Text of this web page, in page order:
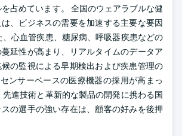
を占めています。 全国のウェアラブルな健
、ビジネスの需要を加速する主要な要因
、心血管疾患、糖尿病、呼吸器疾患などの
延性が高まり、リアルタイムのデータア
の監視による早期検出および疾患管理の
ンサーベースの医療機器の採用が高まっ
進技術と革新的な製品の開発に携わる国
の選手の強い存在は、顧客の好みを後押